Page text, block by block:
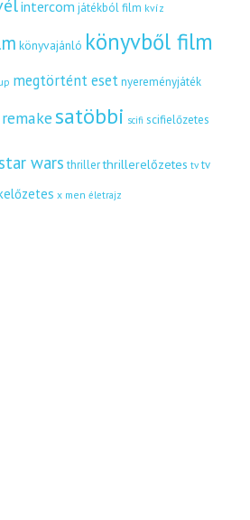
intercom játékból film kvíz
könyvajánló könyvből film
megtörtént eset nyereményjáték
remakesatöbbi scifi scifielőzetes
star wars thriller thrillerelőzetes tv tv
x men életrajz